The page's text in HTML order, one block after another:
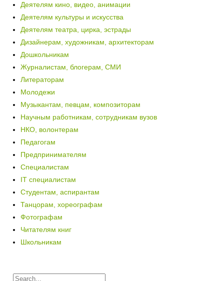
Деятелям кино, видео, анимации
Деятелям культуры и искусства
Деятелям театра, цирка, эстрады
Дизайнерам, художникам, архитекторам
Дошкольникам
Журналистам, блогерам, СМИ
Литераторам
Молодежи
Музыкантам, певцам, композиторам
Научным работникам, сотрудникам вузов
НКО, волонтерам
Педагогам
Предпринимателям
Специалистам
IT специалистам
Студентам, аспирантам
Танцорам, хореографам
Фотографам
Читателям книг
Школьникам